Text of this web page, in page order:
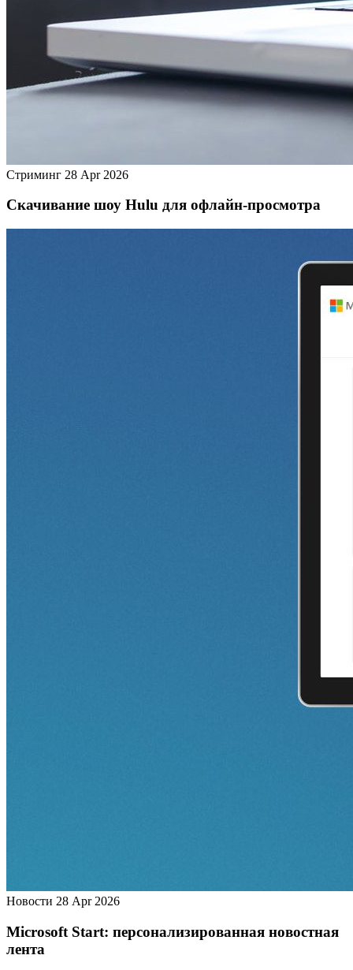
Стриминг 28 Apr 2026
Скачивание шоу Hulu для офлайн‑просмотра
Новости 28 Apr 2026
Microsoft Start: персонализированная новостная
лента